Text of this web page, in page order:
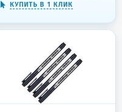
КУПИТЬ В 1 КЛИК